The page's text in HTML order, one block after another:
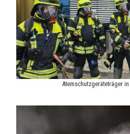
Atemschutzgeräteträger